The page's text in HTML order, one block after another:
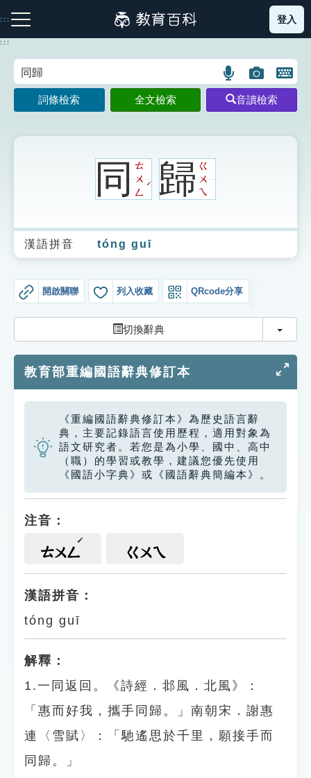
到
主
:::
注音索引圖示 筆畫索引圖示 部首索引表圖示
生字詞彙表
成語故事
索引選單
單字索引
生命大百科索引
遊戲專區
教學應用
貓頭鷹博士
登入
:::
語
言
搜
圖
片
搜
開
鍵
圖
詞條檢索 全文檢索 音讀檢索
同ㄊ
ㄨ
ㄥ
ˊ 歸ㄍ
ㄨ
ㄟ
漢語拼音 tóng guī
開啟關聯 列入收藏 QRcode分享
切換辭典 切換
教育部重編國語辭典修訂本
《重編國語辭典修訂本》為歷史語言辭
典，主要記錄語言使用歷程，適用對象為
語文研究者。若您是為小學、國中、高中
（職）的學習或教學，建議您優先使用
《國語小字典》或《國語辭典簡編本》。
注音：
ㄊㄨㄥ ㄍㄨㄟ
漢語拼音：
tóng guī
解釋：
1.一同返回。《詩經．邶風．北風》：
「惠而好我，攜手同歸。」南朝宋．謝惠
連〈雪賦〉：「馳遙思於千里，願接手而
同歸。」